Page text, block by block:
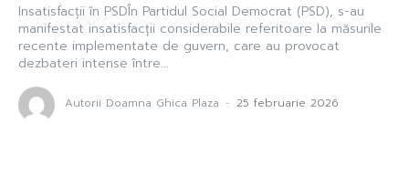
Insatisfacții în PSDÎn Partidul Social Democrat (PSD), s-au
manifestat insatisfacții considerabile referitoare la măsurile
recente implementate de guvern, care au provocat
dezbateri intense între...
Autorii Doamna Ghica Plaza - 25 februarie 2026